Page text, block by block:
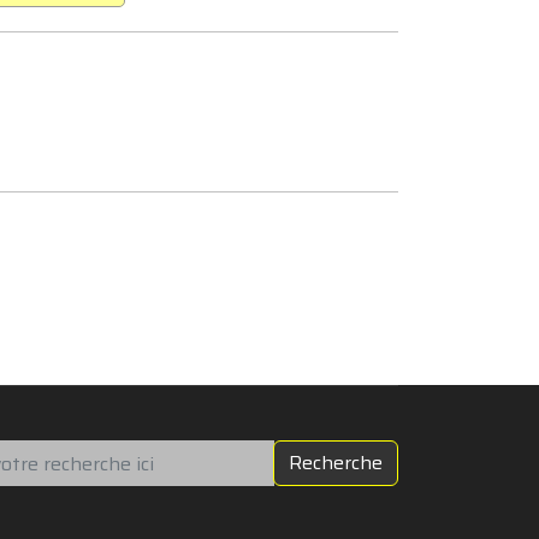
Recherche